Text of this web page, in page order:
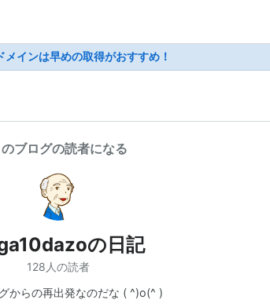
メインは早めの取得がおすすめ！
のブログの読者になる
の日記
128人の読者
からの再出発なのだな ( ^)o(^ )